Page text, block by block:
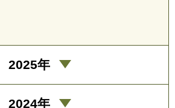
2025年
2024年